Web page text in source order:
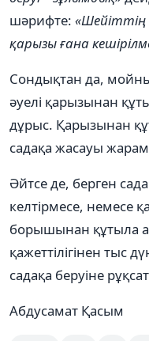
шәрифте: «Шейіттің
қарызы ғана
Сондықтан да,
әуелі қарызынан
дұрыс. Қарызынан
садақа жасауы
Әйтсе де, берген
келтірмесе, немесе
борышынан құтыла
қажеттілігінен тыс
садақа беруіне
Абдусамат Қасым